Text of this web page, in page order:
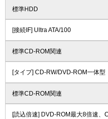
標準HDD
[接続IF] Ultra ATA/100
標準CD-ROM関連
[タイプ] CD-RW/DVD-ROM一体型
標準CD-ROM関連
[読込倍速] DVD-ROM最大8倍速、